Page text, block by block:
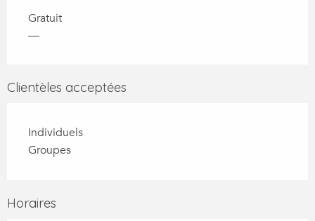
Gratuit
—
Clientèles acceptées
Individuels
Groupes
Horaires